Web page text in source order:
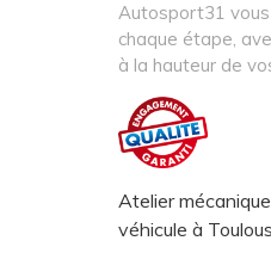
Autosport31
chaque étape,
à la hauteur de
Atelier
véhicule à